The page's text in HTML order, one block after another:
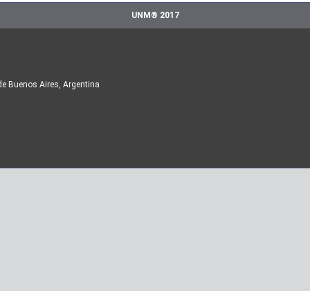
UNM® 2017
Buenos Aires, Argentina